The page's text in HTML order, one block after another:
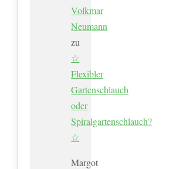
Volkmar
Neumann
zu
☆
Flexibler
Gartenschlauch
oder
Spiralgartenschlauch?
☆
Margot